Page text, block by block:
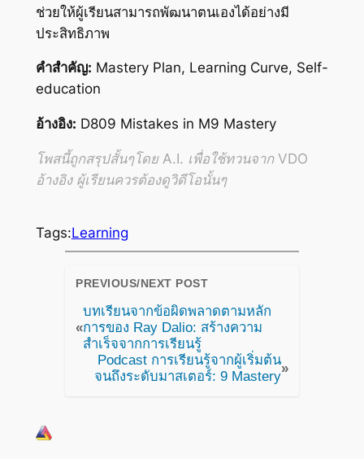
ช่วยให้ผู้เรียนสามารถพัฒนาตนเองได้อย่างมี
ประสิทธิภาพ
คำสำคัญ: Mastery Plan, Learning Curve, Self-
education
อ้างอิง: D809 Mistakes in M9 Mastery
โพสนี้ถูกสรุปสั้นๆโดย A.I. เพื่อใช้ทวนจาก VDO
อ้างอิง ผู้เรียนควรต้องดูวิดีโอนั้นๆ
Tags:Learning
PREVIOUS/NEXT POST
«
บทเรียนจากข้อผิดพลาดตามหลัก
การของ Ray Dalio: สร้างความ
สำเร็จจากการเรียนรู้
Podcast การเรียนรู้จากผู้เริ่มต้น
จนถึงระดับมาสเตอร์: 9 Mastery
»